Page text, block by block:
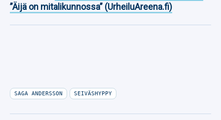
”Äijä on mitalikunnossa” (UrheiluAreena.fi)
SAGA ANDERSSON SEIVÄSHYPPY